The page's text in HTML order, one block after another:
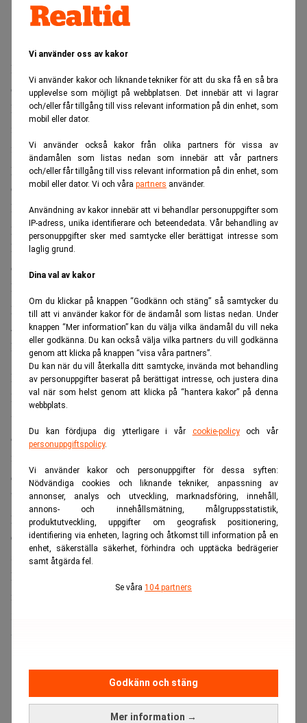
Vi använder oss av kakor
Vi använder kakor och liknande tekniker för att du ska få en så bra
upplevelse som möjligt på webbplatsen. Det innebär att vi lagrar
och/eller får tillgång till viss relevant information på din enhet, som
mobil eller dator.
Vi använder också kakor från olika partners för vissa av
ändamålen som listas nedan som innebär att vår partners
och/eller får tillgång till viss relevant information på din enhet, som
mobil eller dator. Vi och våra partners använder.
Användning av kakor innebär att vi behandlar personuppgifter som
IP-adress, unika identifierare och beteendedata. Vår behandling av
personuppgifter sker med samtycke eller berättigat intresse som
laglig grund.
Dina val av kakor
Om du klickar på knappen “Godkänn och stäng” så samtycker du
till att vi använder kakor för de ändamål som listas nedan. Under
knappen “Mer information” kan du välja vilka ändamål du vill neka
eller godkänna. Du kan också välja vilka partners du vill godkänna
genom att klicka på knappen “visa våra partners”.
Du kan när du vill återkalla ditt samtycke, invända mot behandling
av personuppgifter baserat på berättigat intresse, och justera dina
val när som helst genom att klicka på “hantera kakor” på denna
webbplats.
Du kan fördjupa dig ytterligare i vår cookie-policyoch vår
personuppgiftspolicy.
Vi använder kakor och personuppgifter för dessa syften:
Nödvändiga cookies och liknande tekniker, anpassning av
annonser, analys och utveckling, marknadsföring, innehåll,
annons- och innehållsmätning, målgruppsstatistik,
produktutveckling, uppgifter om geografisk positionering,
identifiering via enheten, lagring och åtkomst till information på en
enhet, säkerställa säkerhet, förhindra och upptäcka bedrägerier
samt åtgärda fel.
Se våra 104 partners
Mer information →
Godkänn och stäng
Det kan vara en signal om att aktierna nu är
övervärderade.
Ett annat mått för att mäta om börsen är övervärderad eller
finansmannen Warren Buffett. Indikatorn tittar helt enkelt
på förhållandet mellan aktiemarknadens totala börsvärde
och den totala BNP:n i den amerikanska ekonomin.
För en vecka sedan blinkade indikatorn röd på 213
procent enligtInvesting.com. I skrivande stund har den
klättrat upp till 217 procent vilket starkt tyder på en
övervärdering av marknaden.
Ett normalspann för indikatorn ligger mellan 75 och 90
procent och allt över 120 räknas som övervärderat.
Jämförelsevis låg indikatorn på 140 procent innan IT-
kraschen.
Högt värderat eller övervärderat?
Ingen förnekar att amerikanska aktier just nu är högre
värderade än många. Men det betyder inte att de är
övervärderademenar James Reilly, senior
marknadsekonom på Capital Economics i en
den 28 augusti.
”Även om det kan verka som att investerare betalar en
premie för amerikanska aktier så kan de vara att de helt
enkelt bara betalar för överlägsen långsiktig tillväxt”,
skriver Reilly.
Framförallt är det de riktigt stora bolagen, ”The
magnificent seven”, som det investeras i. Totalt utgjorde de
veckan.